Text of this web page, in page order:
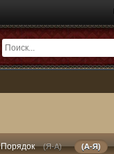
Порядок (Я-А) (А-Я)